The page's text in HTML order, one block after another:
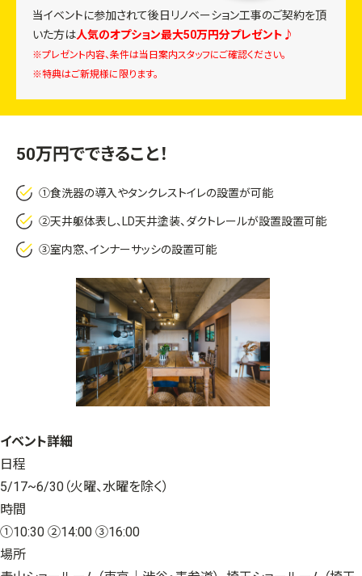
当イベントに参加されて後日リノベーション工事のご契約を頂
いた方は人気のオプション最大50万円分プレゼント♪
※プレゼント内容、条件は当日案内スタッフにご確認ください。
※特典はご新規様に限ります。
50万円でできること！
①食洗器の導入やタンクレストイレの設置が可能
②天井躯体表し、LD天井塗装、ダクトレールが設置設置可能
③室内窓、インナーサッシの設置可能
イベント詳細
日程
5/17~6/30（火曜、水曜を除く）
時間
①10:30 ②14:00 ③16:00
場所